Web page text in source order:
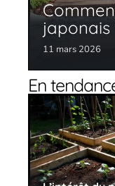
japonais
11 mars 2026
En